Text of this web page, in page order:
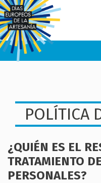
POLÍTICA
¿QUIÉN ES EL
TRATAMIENTO
PERSONALES?